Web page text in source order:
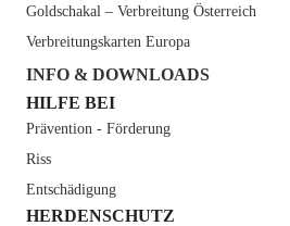
Goldschakal – Verbreitung Österreich
Verbreitungs­karten­ Europa
INFO & DOWNLOADS
HILFE BEI
Prävention -­ Förderung
Riss
Entschädigung
HERDENSCHUTZ